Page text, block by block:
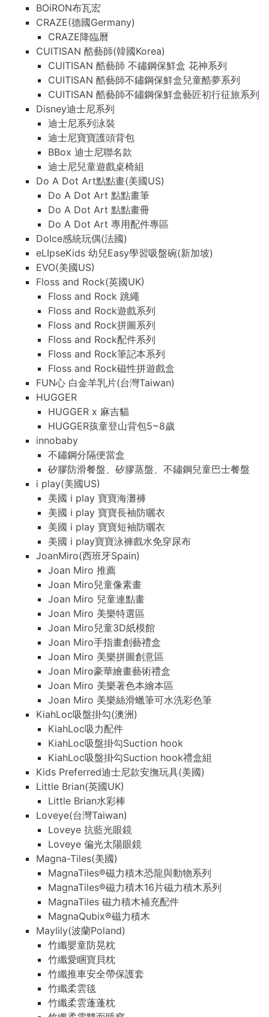
BOiRON布瓦宏
CRAZE(德國Germany)
CRAZE降臨曆
CUITISAN 酷藝師(韓國Korea)
CUITISAN 酷藝師 不鏽鋼保鮮盒 花神系列
CUITISAN 酷藝師不鏽鋼保鮮盒兒童酷夢系列
CUITISAN 酷藝師不鏽鋼保鮮盒藝匠初行征旅系列
Disney迪士尼系列
迪士尼系列泳裝
迪士尼寶寶護頭背包
BBox 迪士尼聯名款
迪士尼兒童遊戲桌椅組
Do A Dot Art點點畫(美國US)
Do A Dot Art 點點畫筆
Do A Dot Art 點點畫冊
Do A Dot Art 專用配件專區
Dolce感統玩偶(法國)
eLIpseKids 幼兒Easy學習吸盤碗(新加坡)
EVO(美國US)
Floss and Rock(英國UK)
Floss and Rock 跳繩
Floss and Rock遊戲系列
Floss and Rock拼圖系列
Floss and Rock配件系列
Floss and Rock筆記本系列
Floss and Rock磁性拼遊戲盒
FUN心 白金羊乳片(台灣Taiwan)
HUGGER
HUGGER x 麻吉貓
HUGGER孩童登山背包5~8歲
innobaby
不鏽鋼分隔便當盒
矽膠防滑餐盤、矽膠蒸盤、不鏽鋼兒童巴士餐盤
i play(美國US)
美國 i play 寶寶海灘褲
美國 i play 寶寶長袖防曬衣
美國 i play 寶寶短袖防曬衣
美國 i play寶寶泳褲戲水免穿尿布
JoanMiro(西班牙Spain)
Joan Miro 推薦
Joan Miro兒童像素畫
Joan Miro 兒童連點畫
Joan Miro 美樂特選區
Joan Miro兒童3D紙模館
Joan Miro手指畫創藝禮盒
Joan Miro 美樂拼圖創意區
Joan Miro豪華繪畫藝術禮盒
Joan Miro 美樂著色本繪本區
Joan Miro 美樂絲滑蠟筆可水洗彩色筆
KiahLoc吸盤掛勾(澳洲)
KiahLoc吸力配件
KiahLoc吸盤掛勾Suction hook
KiahLoc吸盤掛勾Suction hook禮盒組
Kids Preferred迪士尼款安撫玩具(美國)
Little Brian(英國UK)
Little Brian水彩棒
Loveye(台灣Taiwan)
Loveye 抗藍光眼鏡
Loveye 偏光太陽眼鏡
Magna-Tiles(美國)
MagnaTiles®磁力積木恐龍與動物系列
MagnaTiles®磁力積木16片磁力積木系列
MagnaTiles 磁力積木補充配件
MagnaQubix®磁力積木
Maylily(波蘭Poland)
竹纖嬰童防晃枕
竹纖愛睏寶貝枕
竹纖推車安全帶保護套
竹纖柔雲毯
竹纖柔雲蓬蓬枕